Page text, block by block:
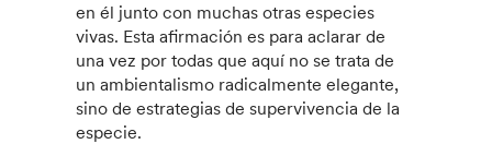
en él junto con muchas otras especies
vivas. Esta afirmación es para aclarar de
una vez por todas que aquí no se trata de
un ambientalismo radicalmente elegante,
sino de estrategias de supervivencia de la
especie.